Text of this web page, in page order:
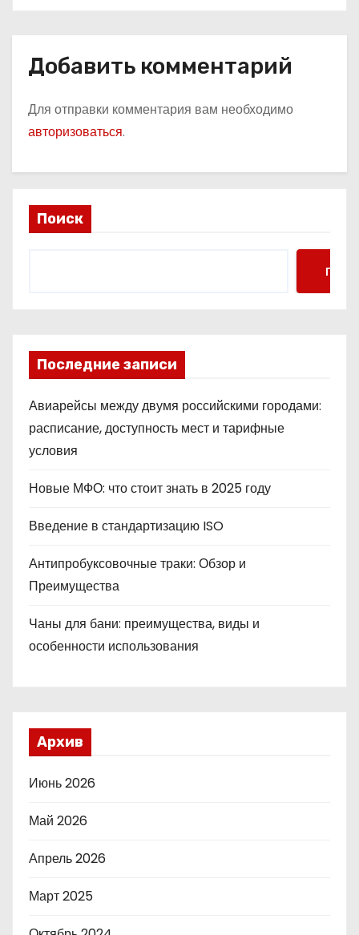
Добавить комментарий
Для отправки комментария вам необходимо
авторизоваться.
Поиск
Поиск
Последние записи
Авиарейсы между двумя российскими городами:
расписание, доступность мест и тарифные
условия
Новые МФО: что стоит знать в 2025 году
Введение в стандартизацию ISO
Антипробуксовочные траки: Обзор и
Преимущества
Чаны для бани: преимущества, виды и
особенности использования
Архив
Июнь 2026
Май 2026
Апрель 2026
Март 2025